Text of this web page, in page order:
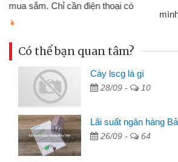
Có thể bạn quan tâm?
Cày lscg là gì
28/09 - 10
Lãi suất ngân hàng
26/09 - 64